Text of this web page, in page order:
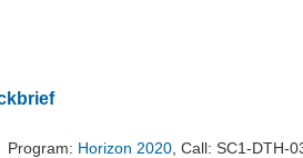
Program: Horizon 2020 , Call: SC1-DTH-